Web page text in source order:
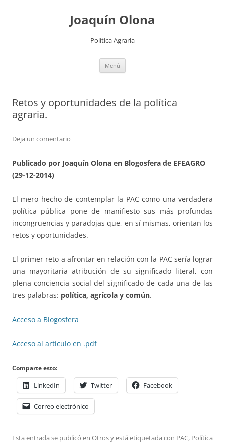
Joaquín Olona
Política Agraria
Menú
Retos y oportunidades de la política
agraria.
Deja un comentario
Publicado por Joaquín Olona en Blogosfera de EFEAGRO
(29-12-2014)
El mero hecho de contemplar la PAC como una verdadera
política pública pone de manifiesto sus más profundas
incongruencias y paradojas que, en sí mismas, orientan los
retos y oportunidades.
El primer reto a afrontar en relación con la PAC sería lograr
una mayoritaria atribución de su significado literal, con
plena conciencia social del significado de cada una de las
tres palabras: política, agrícola y común.
Acceso a Blogosfera
Acceso al artículo en .pdf
Comparte esto:
LinkedIn Twitter Facebook
Correo electrónico
Esta entrada se publicó en Otrosy está etiquetada con PAC, Política